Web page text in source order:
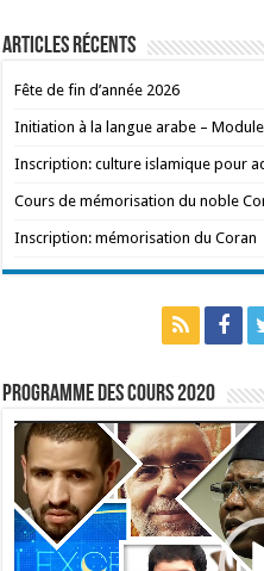
Articles récents
Fête de fin d’année 2026
Initiation à la langue arabe –
Inscription: culture islamique pour
Cours de mémorisation du noble
Inscription: mémorisation du Coran
Programme des cours 2020
Lecteur
vidéo